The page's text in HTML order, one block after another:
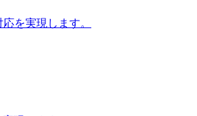
を実現します。